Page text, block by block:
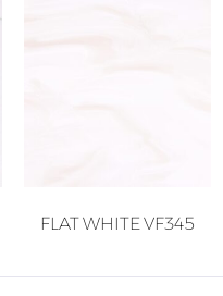
FLAT WHITE VF345